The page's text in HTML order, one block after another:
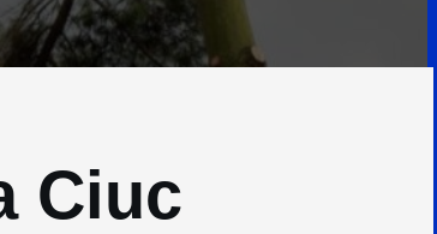
Ciuc